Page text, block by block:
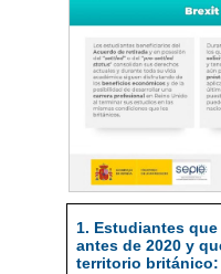
1. Estudiantes
antes de 2020 y
territorio británico: